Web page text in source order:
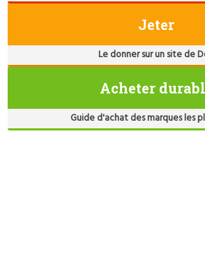
Jeter
Le donner sur un site de
Acheter
Guide d'achat des marques les